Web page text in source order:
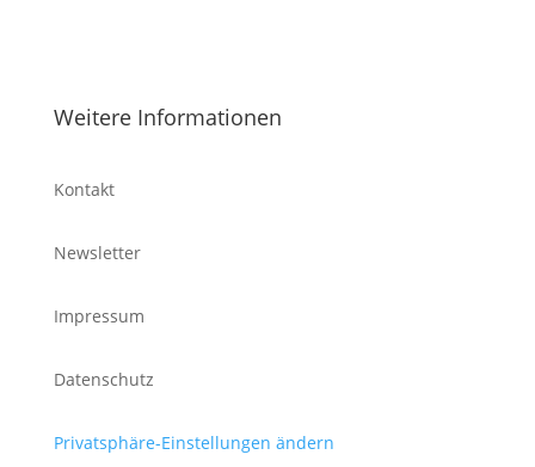
Weitere Informationen
Kontakt
Newsletter
Impressum
Datenschutz
Privatsphäre-Einstellungen ändern